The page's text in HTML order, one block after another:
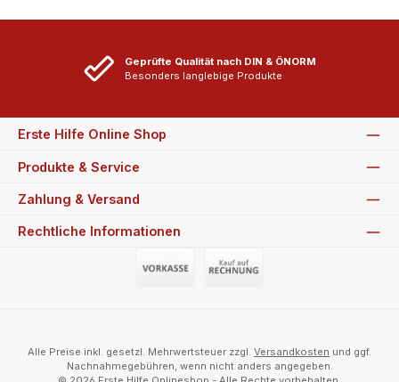
Geprüfte Qualität nach DIN & ÖNORM
Besonders langlebige Produkte
Erste Hilfe Online Shop
Produkte & Service
Zahlung & Versand
Rechtliche Informationen
Alle Preise inkl. gesetzl. Mehrwertsteuer zzgl. Versandkosten und ggf.
Nachnahmegebühren, wenn nicht anders angegeben.